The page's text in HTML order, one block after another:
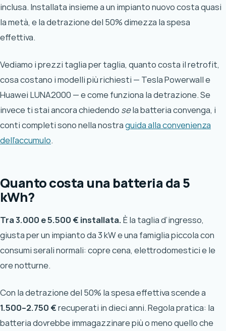
inclusa. Installata insieme a un impianto nuovo costa quasi
la metà, e la detrazione del 50% dimezza la spesa
effettiva.
Vediamo i prezzi taglia per taglia, quanto costa il retrofit,
cosa costano i modelli più richiesti — Tesla Powerwall e
Huawei LUNA2000 — e come funziona la detrazione. Se
invece ti stai ancora chiedendo sela batteria convenga, i
conti completi sono nella nostraguida alla convenienza
dell’accumulo.
Quanto costa una batteria da 5
kWh?
Tra 3.000 e 5.500 € installata.È la taglia d’ingresso,
giusta per un impianto da 3 kW e una famiglia piccola con
consumi serali normali: copre cena, elettrodomestici e le
ore notturne.
Con la detrazione del 50% la spesa effettiva scende a
1.500–2.750 €recuperati in dieci anni. Regola pratica: la
batteria dovrebbe immagazzinare più o meno quello che